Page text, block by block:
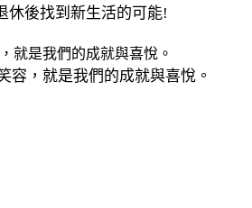
休後找到新生活的可能!
容，就是我們的成就與喜悅。